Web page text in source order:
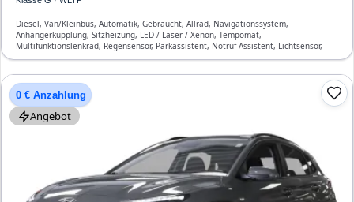
Diesel, Van/Kleinbus, Automatik, Gebraucht, Allrad, Navigationssystem,
Anhängerkupplung, Sitzheizung, LED / Laser / Xenon, Tempomat,
Multifunktionslenkrad, Regensensor, Parkassistent, Notruf-Assistent, Lichtsensor,
Start/Stopp-Automatik, Bluetooth, Freisprecheinrichtung, Verkehrszeichen-
0 € Anzahlung
Angebot